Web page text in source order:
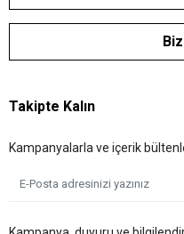
Takipte Kalın
Kampanyalarla ve içerik